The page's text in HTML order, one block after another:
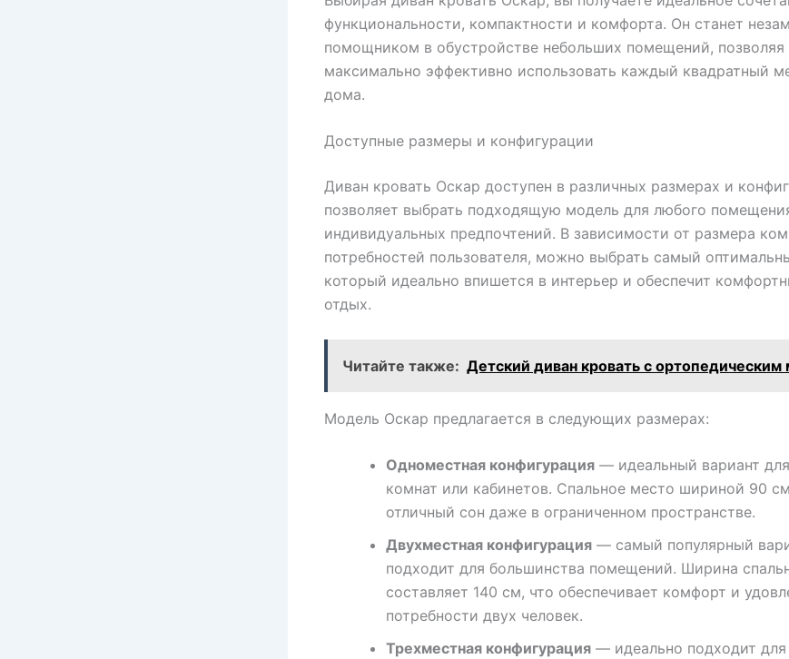
функциональности, компактности и комфорта. Он станет
помощником в обустройстве небольших помещений, позволяя
максимально эффективно использовать каждый квадратный
дома.
Доступные размеры и конфигурации
Диван кровать Оскар доступен в различных размерах и
позволяет выбрать подходящую модель для любого
индивидуальных предпочтений. В зависимости от размера
потребностей пользователя, можно выбрать самый
который идеально впишется в интерьер и обеспечит
отдых.
Читайте также: Детский диван кровать с ортопедическим
Модель Оскар предлагается в следующих размерах:
Одноместная конфигурация — идеальный вариант
комнат или кабинетов. Спальное место шириной 90
отличный сон даже в ограниченном пространстве.
Двухместная конфигурация — самый популярный
подходит для большинства помещений. Ширина
составляет 140 см, что обеспечивает комфорт и
потребности двух человек.
Трехместная конфигурация — идеально подходит для